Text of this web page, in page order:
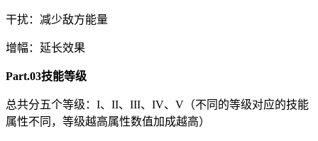
干扰：减少敌方能量
增幅：延长效果
Part.03技能等级
总共分五个等级：I、II、III、IV、V（不同的等级对应的技能
属性不同，等级越高属性数值加成越高）